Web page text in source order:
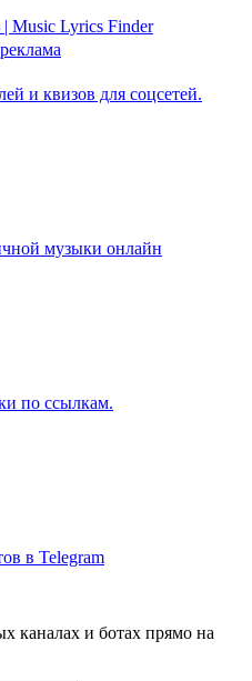
| Music Lyrics Finder
и квизов для соцсетей.
музыки онлайн
по ссылкам.
в Telegram
каналах и ботаx прямо на